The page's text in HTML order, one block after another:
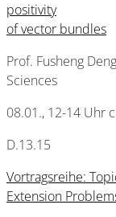
positivity
of vector bundles
Prof. Fusheng
Sciences
08.01., 12-14 Uhr
D.13.15
Vortragsreihe:
Extension